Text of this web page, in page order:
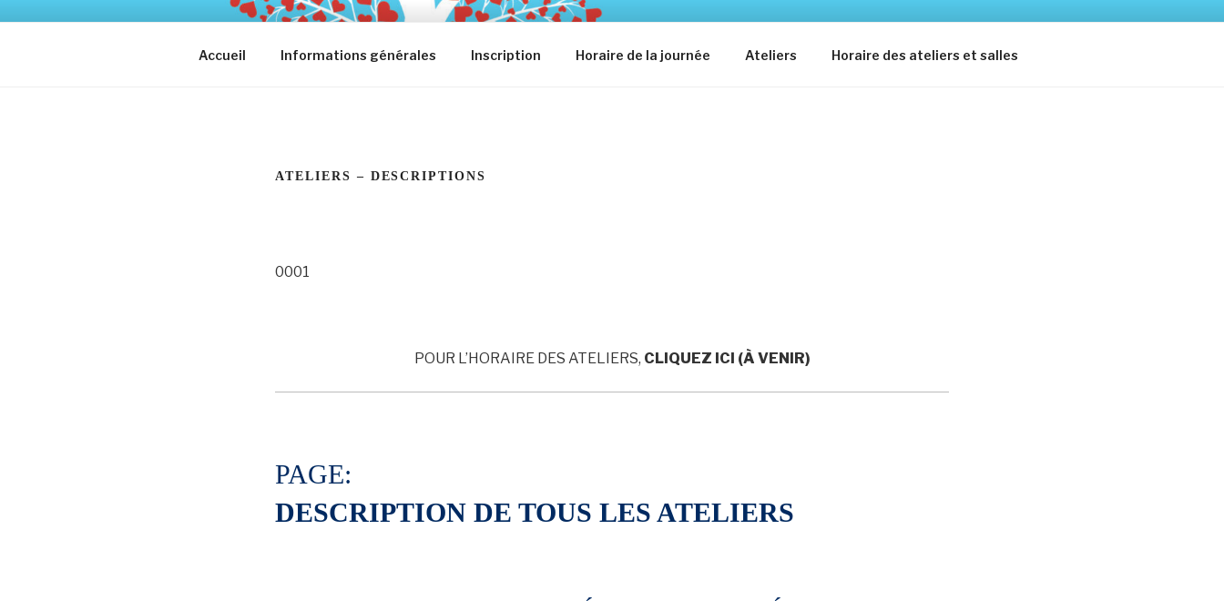
ESPERE
Accueil Informations générales Inscription Horaire de la journée Ateliers Horaire des ateliers et salles
ATELIERS – DESCRIPTIONS
0001
POUR L’HORAIRE DES ATELIERS, CLIQUEZ ICI (À VENIR)
PAGE:
DESCRIPTION DE TOUS LES ATELIERS